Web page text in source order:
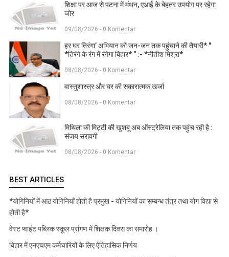
शिक्षा पर आज से पटना में मंथन, एआई के बेहतर उपयोग पर रहेगा
जोर
09/08/2026 - 0 Komentar
हर घर तिरंगा’ अभियान को जन-जन तक पहुंचाने की तैयारी* "
*तिरंगे के रंग में रंगेगा बिहार* " :- *नीतीश मिश्रा*
08/08/2026 - 0 Komentar
वास्तुशास्त्र और घर की सकारात्मक ऊर्जा
08/08/2026 - 0 Komentar
मिथिला की मिट्टी की खुशबू अब ऑस्ट्रेलिया तक पहुंच रही है :
संजय सरावगी
08/08/2026 - 0 Komentar
BEST ARTICLES
*योगिनियों में आठ योगिनियाँ होती है प्रमुख - योगिनियों का सम्बन्ध तंत्र तथा योग विद्या से
होती है*
वेस्ट प्वाइंट पब्लिक स्कूल प्रांगण में शिक्षक दिवस का समारोह ।
बिहार में एनएचएम कर्मचारियों के लिए ऐतिहासिक निर्णय